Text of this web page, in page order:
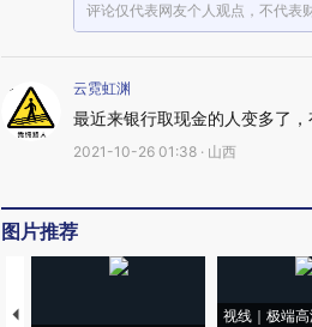
评论仅代表网友个人观点，不代表
云霓虹渊
最近来银行取现金的人变多了
2021-10-26 01:38 · 山西
图片推荐
视线｜极端